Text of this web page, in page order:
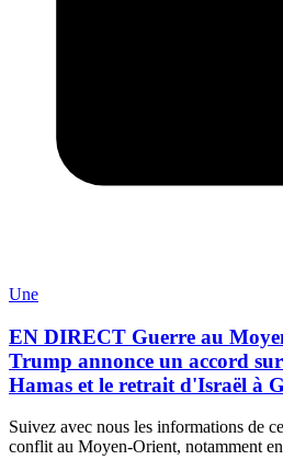
Une
EN DIRECT Guerre au
Trump annonce un accord
Hamas et le retrait d'Israël à
Suivez avec nous les informations de
conflit au Moyen-Orient, notamment